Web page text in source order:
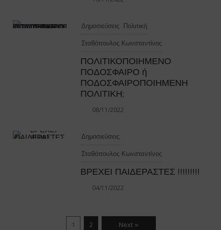
Δημοσιεύσεις Πολιτική
Σταθόπουλος Κωνσταντίνος
ΠΟΛΙΤΙΚΟΠΟΙΗΜΕΝΟ
ΠΟΔΟΣΦΑΙΡΟ ή
ΠΟΔΟΣΦΑΙΡΟΠΟΙΗΜΕΝΗ
ΠΟΛΙΤΙΚΗ;
08/11/2022
Δημοσιεύσεις
Σταθόπουλος Κωνσταντίνος
ΒΡΕΧΕΙ ΠΑΙΔΕΡΑΣΤΕΣ !!!!!!!!!
04/11/2022
1 2 Next »